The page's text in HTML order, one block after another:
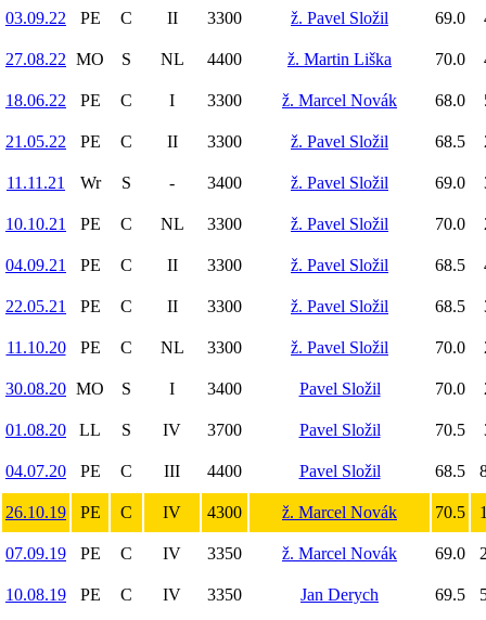
03.09.22 PE C II 3300 ž. Pavel Složil 69.0
27.08.22 MO S NL 4400 ž. Martin Liška 70.0
18.06.22 PE C I 3300 ž. Marcel Novák 68.0
21.05.22 PE C II 3300 ž. Pavel Složil 68.5
11.11.21 Wr S - 3400 ž. Pavel Složil 69.0
10.10.21 PE C NL 3300 ž. Pavel Složil 70.0
04.09.21 PE C II 3300 ž. Pavel Složil 68.5
22.05.21 PE C II 3300 ž. Pavel Složil 68.5
11.10.20 PE C NL 3300 ž. Pavel Složil 70.0
30.08.20 MO S I 3400 Pavel Složil 70.0
01.08.20 LL S IV 3700 Pavel Složil 70.5
04.07.20 PE C III 4400 Pavel Složil 68.5
26.10.19 PE C IV 4300 ž. Marcel Novák 70.5
07.09.19 PE C IV 3350 ž. Marcel Novák 69.0
10.08.19 PE C IV 3350 Jan Derych 69.5